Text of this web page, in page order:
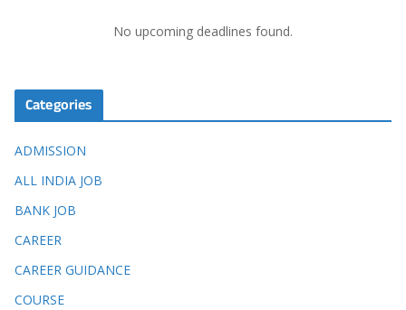
No upcoming deadlines found.
Categories
ADMISSION
ALL INDIA JOB
BANK JOB
CAREER
CAREER GUIDANCE
COURSE